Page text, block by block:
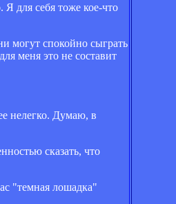
для себя тоже кое-что
могут спокойно сыграть
меня это не составит
нелегко. Думаю, в
сказать, что
"темная лошадка"